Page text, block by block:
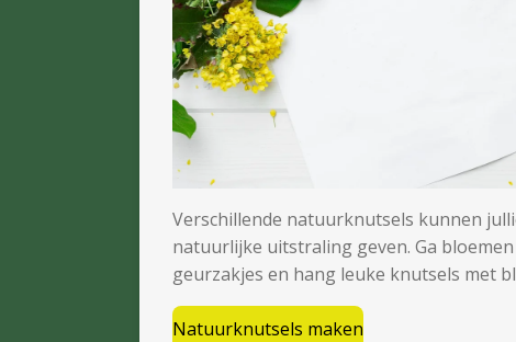
Verschillende natuurknutsels kunnen
natuurlijke uitstraling geven. Ga
geurzakjes en hang leuke knutsels met
Natuurknutsels maken